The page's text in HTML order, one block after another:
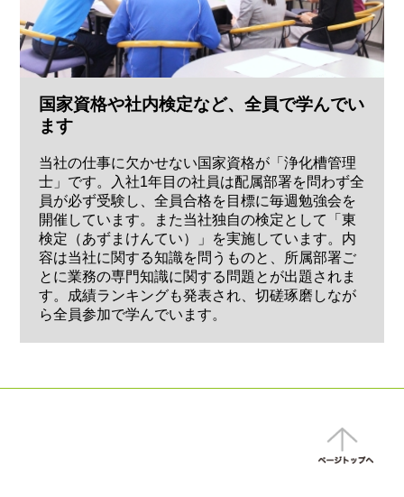
国家資格や社内検定など、全員で学んでい
ます
当社の仕事に欠かせない国家資格が「浄化槽管理
士」です。入社1年目の社員は配属部署を問わず全
員が必ず受験し、全員合格を目標に毎週勉強会を
開催しています。また当社独自の検定として「東
検定（あずまけんてい）」を実施しています。内
容は当社に関する知識を問うものと、所属部署ご
とに業務の専門知識に関する問題とが出題されま
す。成績ランキングも発表され、切磋琢磨しなが
ら全員参加で学んでいます。